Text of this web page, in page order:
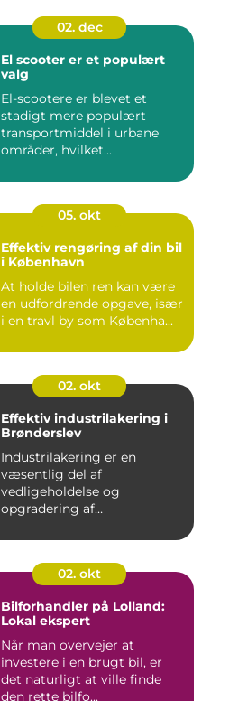
02. dec
El scooter er et populært
valg
El-scootere er blevet et
stadigt mere populært
transportmiddel i urbane
områder, hvilket...
05. okt
Effektiv rengøring af din bil
i København
At holde bilen ren kan være
en udfordrende opgave, især
i en travl by som Københa...
02. okt
Effektiv industrilakering i
Brønderslev
Industrilakering er en
væsentlig del af
vedligeholdelse og
opgradering af
02. okt
Bilforhandler på Lolland:
Lokal ekspert
Når man overvejer at
investere i en brugt bil, er
det naturligt at ville finde
den rette bilfo...